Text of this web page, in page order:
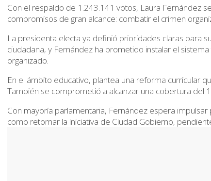
Con el respaldo de 1.243.141 votos, Laura Fernández
compromisos de gran alcance: combatir el crimen
La presidenta electa ya definió prioridades claras para
ciudadana, y Fernández ha prometido instalar el
organizado.
En el ámbito educativo, plantea una reforma curricular
También se comprometió a alcanzar una cobertura del
Con mayoría parlamentaria, Fernández espera
como retomar la iniciativa de Ciudad Gobierno,